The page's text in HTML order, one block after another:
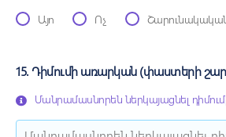
ենթադրյալ խախտման մասին»:
ժամկետը բաց թողնելու պատճառները:
Այո Ոչ
15. Դիմումի առարկան (փաստերի
Մանրամասնորեն ներկայացնել